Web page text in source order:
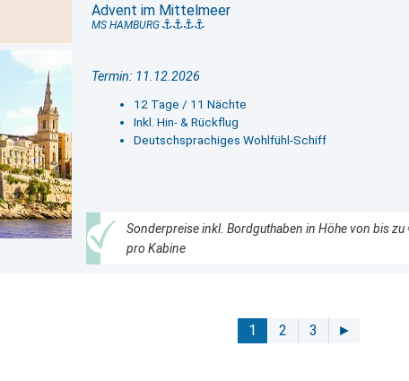
Advent im Mittelmeer
MS HAMBURG
Termin: 11.12.2026
12 Tage / 11 Nächte
Inkl. Hin- & Rückflug
Deutschsprachiges Wohlfühl-Schiff
Sonderpreise inkl. Bordguthaben in Höhe von bis zu
pro Kabine
1 2 3 ►